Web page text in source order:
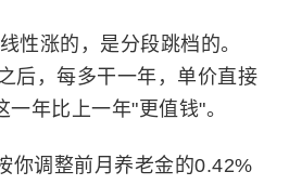
性涨的，是分段跳档的。
后，每多干一年，单价直接
年比上一年"更值钱"。
你调整前月养老金的0.42%